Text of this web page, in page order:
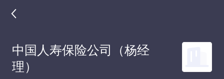
中国人寿保险公司（杨经
理）